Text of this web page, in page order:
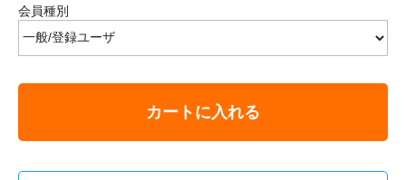
会員種別
カートに入れる